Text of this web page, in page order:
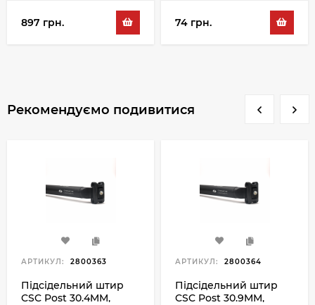
897 грн. 74 грн.
Рекомендуємо подивитися
АРТИКУЛ: 2800363
Підсідельний штир
CSC Post 30.4MM,
АРТИКУЛ: 2800364
Підсідельний штир
CSC Post 30.9MM,